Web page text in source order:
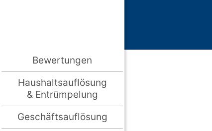
Bewertungen
Haushaltsauflösung
& Entrümpelung
Geschäftsauflösung